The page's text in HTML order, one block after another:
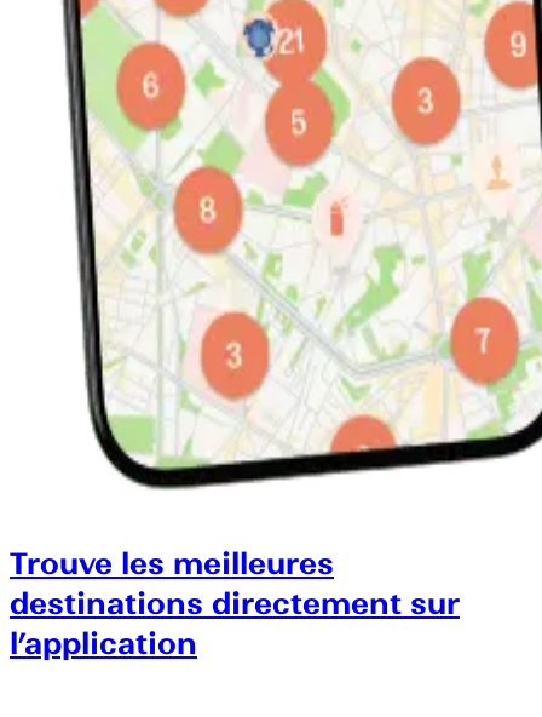
Trouve les meilleures
destinations directement sur
l’application